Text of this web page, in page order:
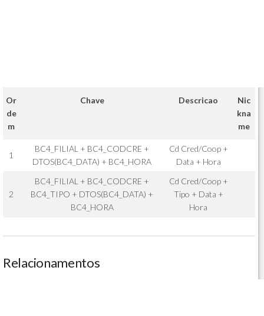
Or
de
m
Chave Descricao
Nic
kna
me
1
BC4_FILIAL + BC4_CODCRE +
DTOS(BC4_DATA) + BC4_HORA
Cd Cred/Coop +
Data + Hora
2
BC4_FILIAL + BC4_CODCRE +
BC4_TIPO + DTOS(BC4_DATA) +
BC4_HORA
Cd Cred/Coop +
Tipo + Data +
Hora
Relacionamentos